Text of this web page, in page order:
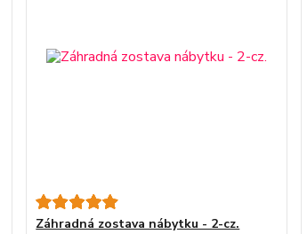
Záhradná zostava nábytku - 2-cz.